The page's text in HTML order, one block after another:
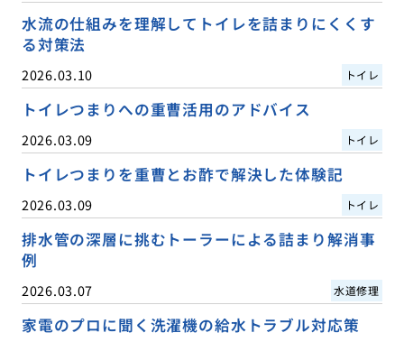
水流の仕組みを理解してトイレを詰まりにくくす
る対策法
2026.03.10 トイレ
トイレつまりへの重曹活用のアドバイス
2026.03.09 トイレ
トイレつまりを重曹とお酢で解決した体験記
2026.03.09 トイレ
排水管の深層に挑むトーラーによる詰まり解消事
例
2026.03.07 水道修理
家電のプロに聞く洗濯機の給水トラブル対応策